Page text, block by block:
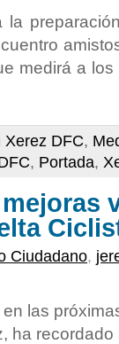
la
medirá a
Xerez DFC,
, Portada,
Ciudadano,
las
ha